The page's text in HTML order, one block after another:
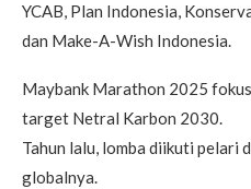
YCAB, Plan Indonesia,
dan Make-A-Wish Indonesia.
Maybank Marathon 2025
target Netral Karbon 2030.
Tahun lalu, lomba diikuti pelari
globalnya.